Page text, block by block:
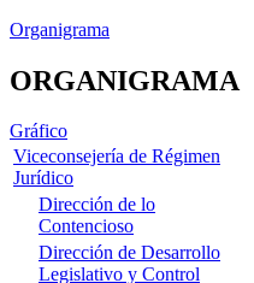
Organigrama
ORGANIGRAMA
Gráfico
Viceconsejería de Régimen
Jurídico
Dirección de lo
Contencioso
Dirección de Desarrollo
Legislativo y Control